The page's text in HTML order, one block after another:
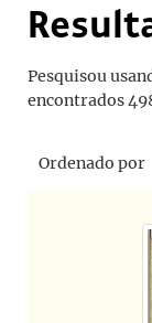
Pesquisou
encontrados
Ordenado por